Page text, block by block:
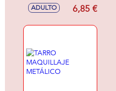
ADULTO 6,85 €